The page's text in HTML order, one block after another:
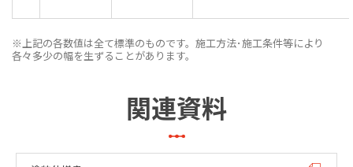
※上記の各数値は全て標準のものです。施工方法･施工条件等により
各々多少の幅を生ずることがあります。
関連資料